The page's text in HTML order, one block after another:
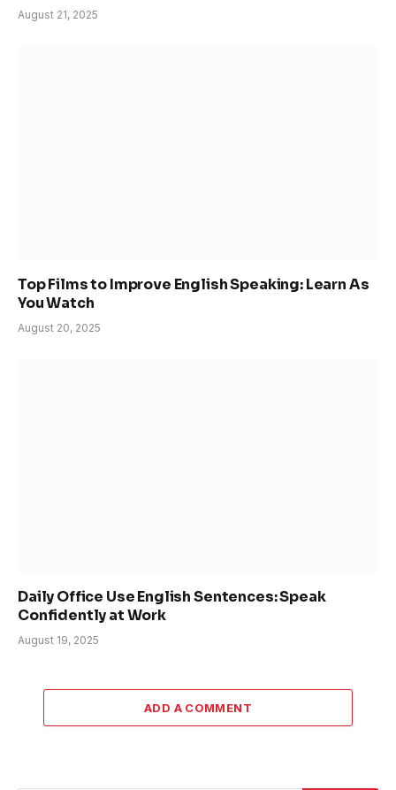
August 21, 2025
Top Films to Improve English Speaking: Learn As
You Watch
August 20, 2025
Daily Office Use English Sentences: Speak
Confidently at Work
August 19, 2025
ADD A COMMENT